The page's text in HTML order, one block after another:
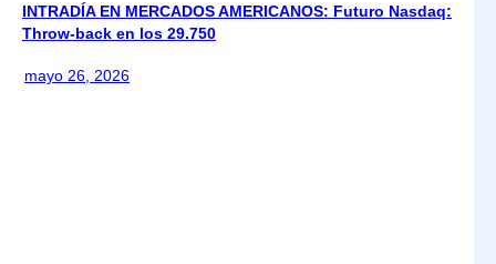
INTRADÍA EN MERCADOS AMERICANOS: Futuro Nasdaq:
Throw-back en los 29.750
mayo 26, 2026